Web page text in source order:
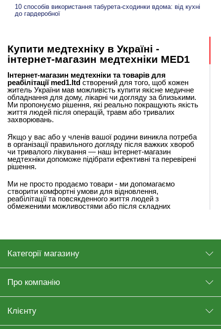
10 способів використання табурета-сходинки вдома: від кухні
до гардеробної
Купити медтехніку в Україні -
інтернет-магазин медтехніки MED1
Інтернет-магазин медтехніки та товарів для
реабілітації med1.ltd створений для того, щоб кожен
житель України мав можливість купити якісне медичне
обладнання для дому, лікарні чи догляду за близькими.
Ми пропонуємо рішення, які реально покращують якість
життя людей після операцій, травм або тривалих
захворювань.
Якщо у вас або у членів вашої родини виникла потреба
в організації правильного догляду після важких хвороб
чи тривалого лікування — наш інтернет-магазин
медтехніки допоможе підібрати ефективні та перевірені
рішення.
Ми не просто продаємо товари - ми допомагаємо
створити комфортні умови для відновлення,
реабілітації та повсякденного життя людей з
обмеженими можливостями або після складних
МАГАЗИНІ МЕДОБЛАДНАННЯ MED1?
У нашому каталозі представлений широкий асортимент
Медичні ліжка
пересування.
Протипролежневі матраци- для профілактики та
Категорії магазину
Про компанію
Клієнту